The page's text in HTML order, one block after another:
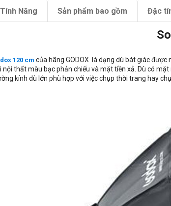
Tính Năng Sản phẩm bao gồm Đặc
120 cm của hãng GODOX là dạng dù bát giác
nội thất màu bạc phản chiếu và mặt tiền xả. Dù có
kính dù lớn phù hợp với việc chụp thời trang hay